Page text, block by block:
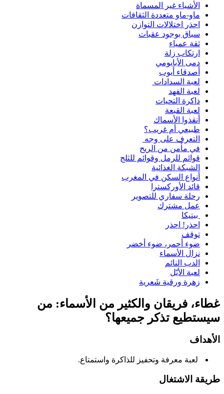
الأشياء غير المسماة
ماو-ماو متعددة الثقافات
احذر اختلالات التوازن
سباق بوجود عقبات
ثقة عمياء
ارتكاب زلة
دمى الأبايومي
أصدقاء أيوب
لعبة السدادات
لعبة الفهد
ذاكرة التحيات
لعبة القبعة
أنقذوا الأسماك
طبيعي أم غريب؟
التعرف على وجه
في مأمن من الريح
قوائم للرمل وقوائم للثلج
الشبكة الغذائية
أنواع السكن في المغرب
قائد الأوركسترا
رحلة سفاري للتصوير
عمل مشترك
بيتيكا
احذر! احذر
توقف
ضوء أحمر، ضوء أخضر
نزال الأسماء
الدب النائم
لعبة الأيّل
زهرة ورقية شَعرية
غطاء، فريقان والكثير من الأسماء: من
سيستطيع تذكر جميعها؟
الأهداف
لعبة معرفة وتحفيز للذاكرة واستمتاع.
طريقة الاشتغال